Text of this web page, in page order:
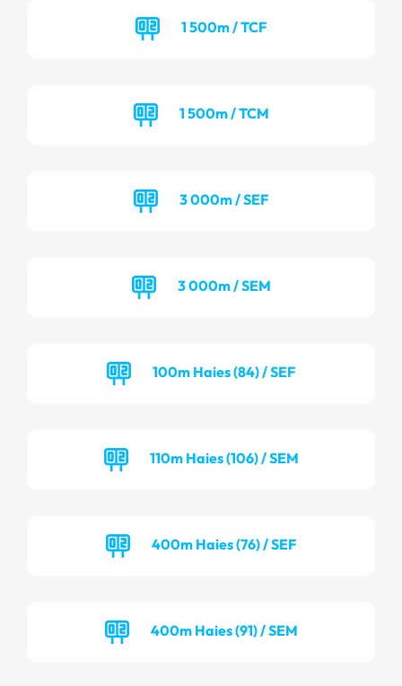
1 500m / TCF
1 500m / TCM
3 000m / SEF
3 000m / SEM
100m Haies (84) / SEF
110m Haies (106) / SEM
400m Haies (76) / SEF
400m Haies (91) / SEM